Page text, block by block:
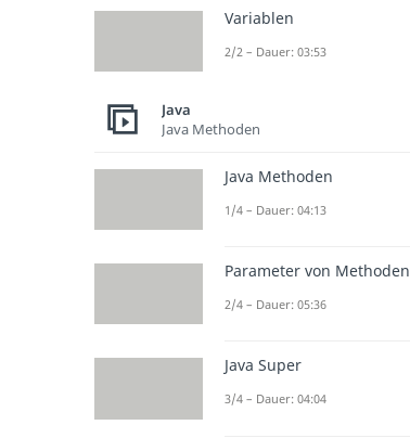
Variablen
2/2 – Dauer: 03:53
Java
Java Methoden
Java Methoden
1/4 – Dauer: 04:13
Parameter von Methoden
2/4 – Dauer: 05:36
Java Super
3/4 – Dauer: 04:04